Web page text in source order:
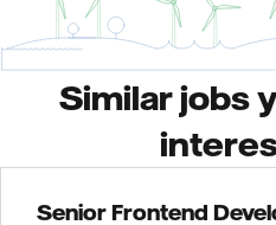
Similar jobs
Senior Frontend